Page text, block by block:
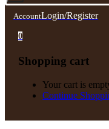
AccountLogin/Register
0
Shopping cart
Your cart is
Continue